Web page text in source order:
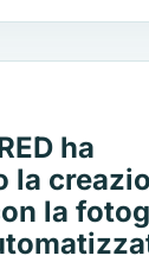
ha
la
la